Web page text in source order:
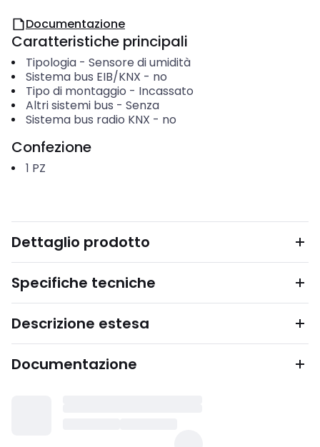
Documentazione
Caratteristiche principali
Tipologia- Sensore di umidità
Sistema bus EIB/KNX - no
Tipo di montaggio - Incassato
Altri sistemi bus - Senza
Sistema bus radio KNX - no
Confezione
1 PZ
Dettaglio prodotto
Specifiche tecniche
Descrizione estesa
Documentazione